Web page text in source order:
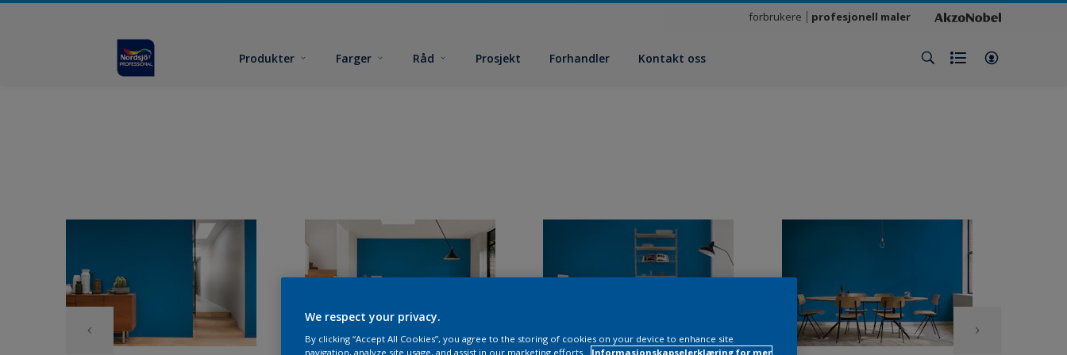
forbrukere profesjonell maler
Produkter Farger Råd Prosjekt Forhandler Kontakt oss
We respect your privacy.
By clicking “Accept All Cookies”, you agree to the storing of cookies on your device to enhance site
navigation, analyze site usage, and assist in our marketing efforts.
Informasjonskapselerklæring for mer